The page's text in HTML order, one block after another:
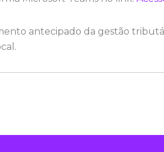
antecipado da gestão